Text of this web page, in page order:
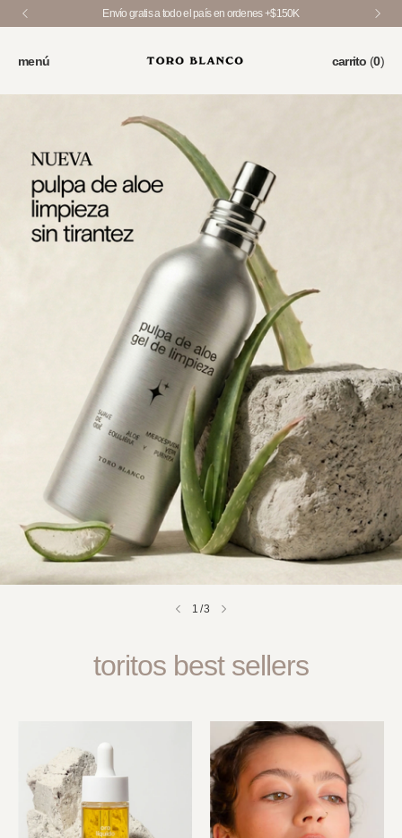
Envío gratis a todo el país en ordenes +$150K
menú carrito (0)
1 /3
toritos best sellers